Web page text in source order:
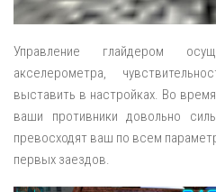
Управление глайдером
акселерометра,
выставить в настройках. Во
ваши противники довольно
превосходят ваш по всем
первых заездов.